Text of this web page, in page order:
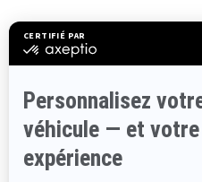
Inscrivez-vous à nos courriels.
événements